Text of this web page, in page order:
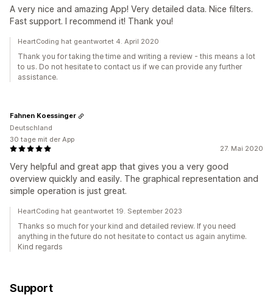
A very nice and amazing App! Very detailed data. Nice filters.
Fast support. I recommend it! Thank you!
HeartCoding hat geantwortet 4. April 2020
Thank you for taking the time and writing a review - this means a lot
to us. Do not hesitate to contact us if we can provide any further
assistance.
27. Mai 2020
Very helpful and great app that gives you a very good
overview quickly and easily. The graphical representation and
simple operation is just great.
Fahnen Koessinger
Deutschland
30 tage mit der App
HeartCoding hat geantwortet 19. September 2023
Thanks so much for your kind and detailed review. If you need
anything in the future do not hesitate to contact us again anytime.
Kind regards
Support